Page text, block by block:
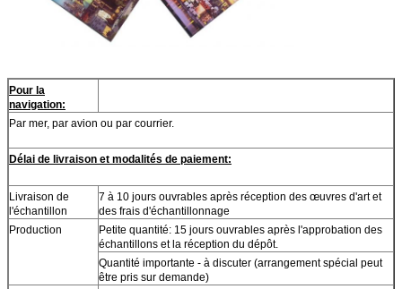
Pour la
navigation:
Par mer, par avion ou par courrier.
Délai de livraison et modalités de paiement:
Livraison de
l'échantillon
7 à 10 jours ouvrables après réception des œuvres d'art et
des frais d'échantillonnage
Production
Petite quantité: 15 jours ouvrables après l'approbation des
échantillons et la réception du dépôt.
Quantité importante - à discuter (arrangement spécial peut
être pris sur demande)